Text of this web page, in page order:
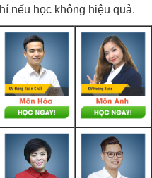
nếu học không hiệu quả.